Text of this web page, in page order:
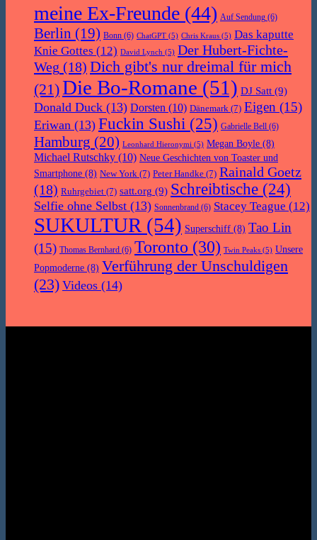
meine Ex-Freunde (44) Auf Sendung (6)
Berlin (19) Bonn (6) ChatGPT (5) Chris Kraus (5) Das kaputte
Knie Gottes (12) David Lynch (5) Der Hubert-Fichte-
Weg (18) Dich gibt's nur dreimal für mich
(21)Die Bo-Romane (51) DJ Satt (9)
Donald Duck (13) Dorsten (10) Dänemark (7) Eigen (15)
Eriwan (13) Fuckin Sushi (25) Gabrielle Bell (6)
Hamburg (20) Leonhard Hieronymi (5) Megan Boyle (8)
Michael Rutschky (10) Neue Geschichten von Toaster und
Smartphone (8) New York (7) Peter Handke (7) Rainald Goetz
(18) Ruhrgebiet (7) satt.org (9) Schreibtische (24)
Selfie ohne Selbst (13) Sonnenbrand (6) Stacey Teague (12)
SUKULTUR (54) Superschiff (8) Tao Lin
(15) Thomas Bernhard (6) Toronto (30) Twin Peaks (5) Unsere
Popmoderne (8) Verführung der Unschuldigen
(23) Videos (14)